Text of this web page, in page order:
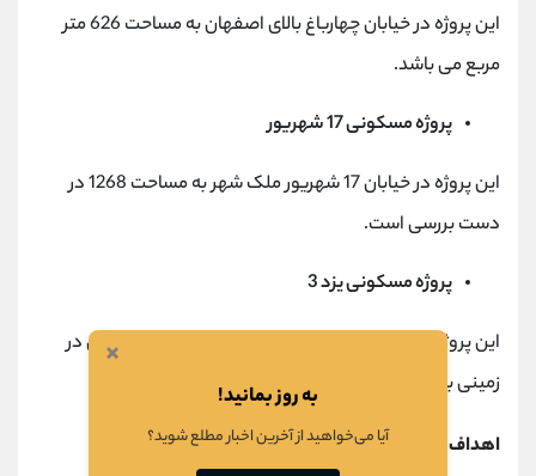
این پروژه در خیابان چهارباغ بالای اصفهان به مساحت 626 متر
مربع می باشد.
پروژه مسکونی 17 شهریور
این پروژه در خیابان 17 شهریور ملک شهر به مساحت 1268 در
دست بررسی است.
پروژه مسکونی یزد 3
این پروژه در قالب مشارکت به صورت مجتمع تجاری و اداری در
زمینی به مساحت 2668 متر مربع می باشد.
اهداف شرکت سرمايه‌گذاري مسكن زاينده رود
×
به روز بمانید!
آیا می‌خواهید از آخرین اخبار مطلع شوید؟